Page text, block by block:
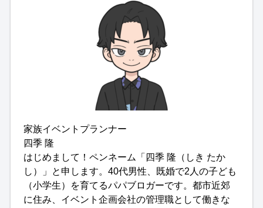
家族イベントプランナー
四季 隆
はじめまして！ペンネーム「四季 隆（しき たか
し）」と申します。40代男性、既婚で2人の子ども
（小学生）を育てるパパブロガーです。都市近郊
に住み、イベント企画会社の管理職として働きな